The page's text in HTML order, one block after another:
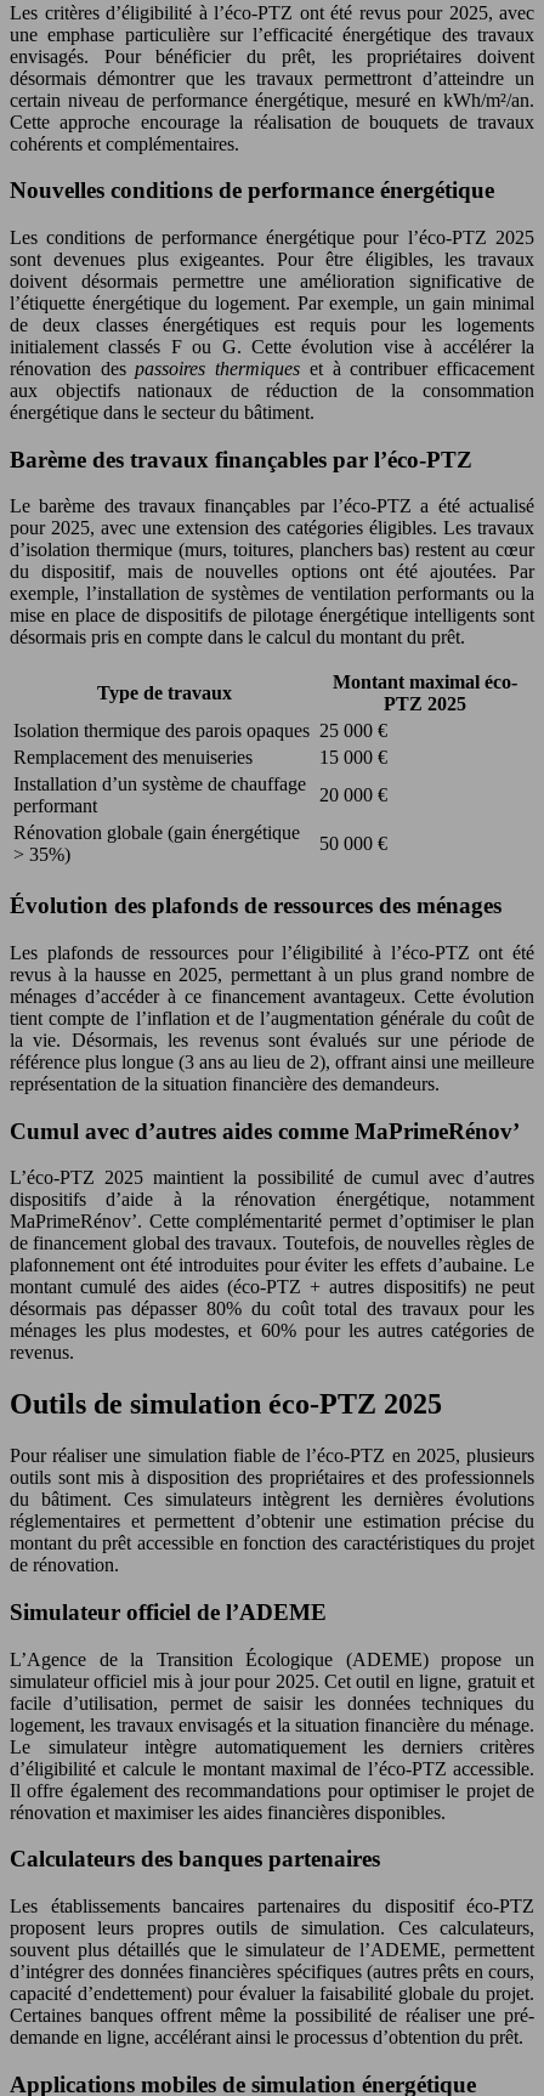
Les critères d’éligibilité à l’éco-PTZ ont été revus pour 2025, avec
une emphase particulière sur l’efficacité énergétique des travaux
envisagés. Pour bénéficier du prêt, les propriétaires doivent
désormais démontrer que les travaux permettront d’atteindre un
certain niveau de performance énergétique, mesuré en kWh/m²/an.
Cette approche encourage la réalisation de bouquets de travaux
cohérents et complémentaires.
Nouvelles conditions de performance énergétique
Les conditions de performance énergétique pour l’éco-PTZ 2025
sont devenues plus exigeantes. Pour être éligibles, les travaux
doivent désormais permettre une amélioration significative de
l’étiquette énergétique du logement. Par exemple, un gain minimal
de deux classes énergétiques est requis pour les logements
initialement classés F ou G. Cette évolution vise à accélérer la
rénovation despassoires thermiques et à contribuer efficacement
aux objectifs nationaux de réduction de la consommation
énergétique dans le secteur du bâtiment.
Barème des travaux finançables par l’éco-PTZ
Le barème des travaux finançables par l’éco-PTZ a été actualisé
pour 2025, avec une extension des catégories éligibles. Les travaux
d’isolation thermique (murs, toitures, planchers bas) restent au cœur
du dispositif, mais de nouvelles options ont été ajoutées. Par
exemple, l’installation de systèmes de ventilation performants ou la
mise en place de dispositifs de pilotage énergétique intelligents sont
désormais pris en compte dans le calcul du montant du prêt.
Type de travaux
Montant maximal éco-
PTZ 2025
Isolation thermique des parois opaques 25 000 €
Remplacement des menuiseries
15 000 €
Installation d’un système de chauffage
performant
20 000 €
Rénovation globale (gain énergétique
> 35%)
50 000 €
Évolution des plafonds de ressources des ménages
Les plafonds de ressources pour l’éligibilité à l’éco-PTZ ont été
revus à la hausse en 2025, permettant à un plus grand nombre de
ménages d’accéder à ce financement avantageux. Cette évolution
tient compte de l’inflation et de l’augmentation générale du coût de
la vie. Désormais, les revenus sont évalués sur une période de
référence plus longue (3 ans au lieu de 2), offrant ainsi une meilleure
représentation de la situation financière des demandeurs.
Cumul avec d’autres aides comme MaPrimeRénov’
L’éco-PTZ 2025 maintient la possibilité de cumul avec d’autres
dispositifs d’aide à la rénovation énergétique, notamment
MaPrimeRénov’. Cette complémentarité permet d’optimiser le plan
de financement global des travaux. Toutefois, de nouvelles règles de
plafonnement ont été introduites pour éviter les effets d’aubaine. Le
montant cumulé des aides (éco-PTZ + autres dispositifs) ne peut
désormais pas dépasser 80% du coût total des travaux pour les
ménages les plus modestes, et 60% pour les autres catégories de
revenus.
Outils de simulation éco-PTZ 2025
Pour réaliser une simulation fiable de l’éco-PTZ en 2025, plusieurs
outils sont mis à disposition des propriétaires et des professionnels
du bâtiment. Ces simulateurs intègrent les dernières évolutions
réglementaires et permettent d’obtenir une estimation précise du
montant du prêt accessible en fonction des caractéristiques du projet
de rénovation.
Simulateur officiel de l’ADEME
L’Agence de la Transition Écologique (ADEME) propose un
simulateur officiel mis à jour pour 2025. Cet outil en ligne, gratuit et
facile d’utilisation, permet de saisir les données techniques du
logement, les travaux envisagés et la situation financière du ménage.
Le simulateur intègre automatiquement les derniers critères
d’éligibilité et calcule le montant maximal de l’éco-PTZ accessible.
Il offre également des recommandations pour optimiser le projet de
rénovation et maximiser les aides financières disponibles.
Calculateurs des banques partenaires
Les établissements bancaires partenaires du dispositif éco-PTZ
proposent leurs propres outils de simulation. Ces calculateurs,
souvent plus détaillés que le simulateur de l’ADEME, permettent
d’intégrer des données financières spécifiques (autres prêts en cours,
capacité d’endettement) pour évaluer la faisabilité globale du projet.
Certaines banques offrent même la possibilité de réaliser une pré-
demande en ligne, accélérant ainsi le processus d’obtention du prêt.
Applications mobiles de simulation énergétique